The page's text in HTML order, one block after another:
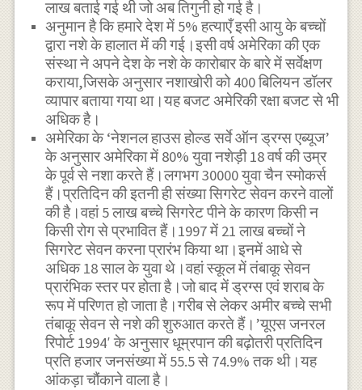
लाख बताई गई थी जो अब तिगुनी हो गई है।
अनुमान है कि हमारे देश में 5% हत्याएँ इसी आयु के बच्चों
द्वारा नशे के हालात में की गई।इसी वर्ष अमेरिका की एक
संस्था ने अपने देश के नशे के कारोबार के बारे में सर्वेक्षण
कराया,जिसके अनुसार नशाखोरी को 400 बिलियन डॉलर
व्यापार बताया गया था।यह बजट अमेरिकी रक्षा बजट से भी
अधिक है।
अमेरिका के ‘नेशनल हाउस होल्ड सर्वे ऑन ड्रग्स एब्यूज’
के अनुसार अमेरिका में 80% युवा नशेड़ी 18 वर्ष की उम्र
के पूर्व से नशा करते हैं।लगभग 30000 युवा चैन स्मोकर्स
हैं।प्रतिदिन की इतनी ही संख्या सिगरेट सेवन करने वालों
की है।वहां 5 लाख बच्चे सिगरेट पीने के कारण किसी न
किसी रोग से प्रभावित हैं।1997 में 21 लाख बच्चों ने
सिगरेट सेवन करना प्रारंभ किया था।इनमें आधे से
अधिक 18 साल के युवा थे।वहां स्कूल में तंबाकू सेवन
प्रारंभिक स्तर पर होता है।जो बाद में ड्रग्स एवं शराब के
रूप में परिणत हो जाता है।गरीब से लेकर अमीर बच्चे सभी
तंबाकू सेवन से नशे की शुरुआत करते हैं।’यूएस जनरल
रिपोर्ट 1994′ के अनुसार धूम्रपान की बढ़ोतरी प्रतिदिन
प्रति हजार जनसंख्या में 55.5 से 74.9% तक थी।यह
आंकड़ा चौंकाने वाला है।